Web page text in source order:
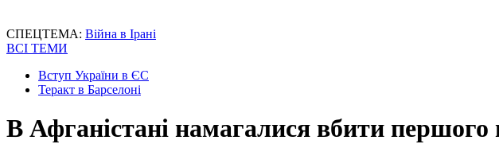
СПЕЦТЕМА: Війна в Ірані
ВСІ ТЕМИ
Вступ України в ЄС
Теракт в Барселоні
В Афганістані намагалися вбити першого